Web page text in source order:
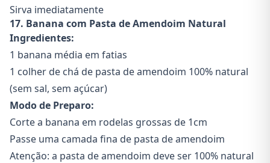
Sirva imediatamente
17. Banana com Pasta de Amendoim Natural
Ingredientes:
1 banana média em fatias
1 colher de chá de pasta de amendoim 100% natural
(sem sal, sem açúcar)
Modo de Preparo:
Corte a banana em rodelas grossas de 1cm
Passe uma camada fina de pasta de amendoim
Atenção: a pasta de amendoim deve ser 100% natural